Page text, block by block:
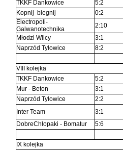
TKKF Dankowice
5:2
Kopnij biegnij
0:2
Electropoli-
Galwanotechnika
2:10
Młodzi Wilcy
3:1
Naprzód Tyłowice
8:2
VIII kolejka
TKKF Dankowice
5:2
Mur - Beton
3:1
Naprzód Tyłowice
2:2
Inter Team
3:1
DobreChłopaki - Bomatur
5:6
IX kolejka